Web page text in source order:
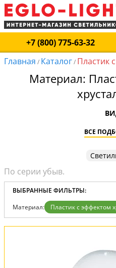
+7 (800) 775-63-32
Главная / Каталог/ Пластик
Материал:
ВСЕ
ВЫБРАННЫЕ ФИЛЬТРЫ:
Материал: Пластик с эффектом